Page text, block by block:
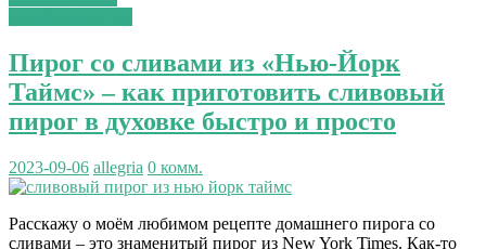
Пирог со сливами из «Нью-Йорк
Таймс» – как приготовить сливовый
пирог в духовке быстро и просто
2023-09-06 allegria 0 комм.
Расскажу о моём любимом рецепте домашнего пирога со
сливами – это знаменитый пирог из New York Times. Как-то